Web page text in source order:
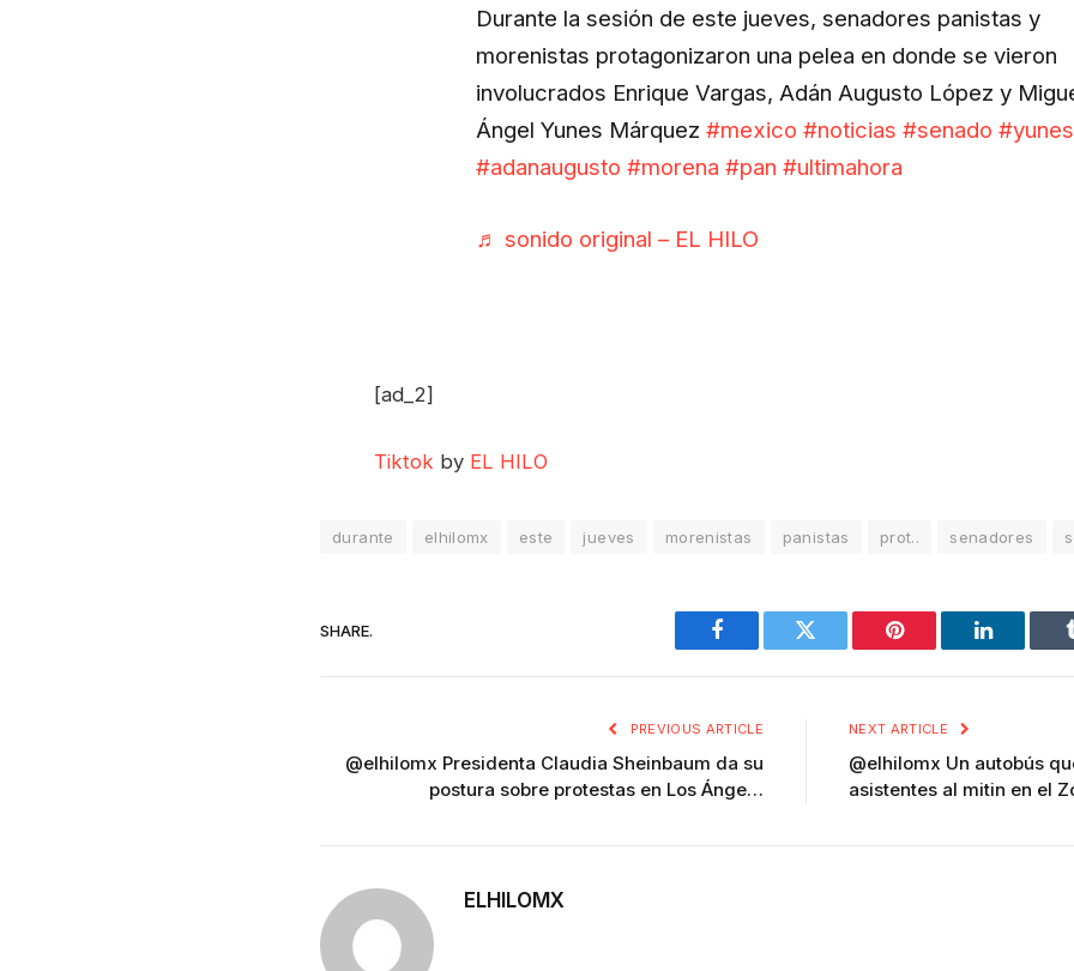
Durante la sesión de este jueves, senadores panistas y
morenistas protagonizaron una pelea en donde se vieron
involucrados Enrique Vargas, Adán Augusto López y
Ángel Yunes Márquez#mexico #noticias #senado #yunes
#adanaugusto #morena #pan #ultimahora
♬ sonido original – EL HILO
[ad_2]
Tiktok by EL HILO
durante elhilomx este jueves morenistas panistas prot.. senadores
SHARE.
Facebook Twitter Pinterest LinkedIn
PREVIOUS ARTICLE
@elhilomx Presidenta Claudia Sheinbaum da su
postura sobre protestas en Los Ánge…
NEXT ARTICLE
@elhilomx Un autobús
asistentes al mitin en el
ELHILOMX